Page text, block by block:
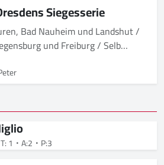
Siegesserie
Bad Nauheim und Landshut /
und Freiburg / Selb
T: 1 A:2 P:3